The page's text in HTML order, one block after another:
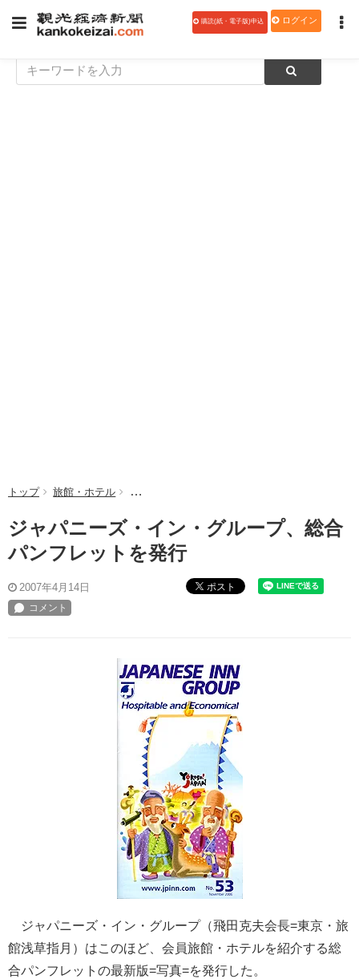
購読(紙・電子版)申込 ログイン
トップ 旅館・ホテル ジャパニーズ・イン・グループ、総合パンフレ
ジャパニーズ・イン・グループ、総合
パンフレットを発行
2007年4月14日 ポスト
ジャパニーズ・イン・グループ（飛田克夫会長=東京・旅
館浅草指月）はこのほど、会員旅館・ホテルを紹介する総
合パンフレットの最新版=写真=を発行した。